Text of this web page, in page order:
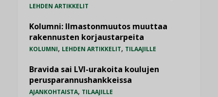
LEHDEN ARTIKKELIT
Kolumni: Ilmastonmuutos muuttaa
rakennusten korjaustarpeita
KOLUMNI, LEHDEN ARTIKKELIT, TILAAJILLE
Bravida sai LVI-urakoita koulujen
perusparannushankkeissa
AJANKOHTAISTA, TILAAJILLE